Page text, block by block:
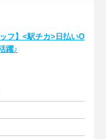
フ】<駅チカ>日払いO
躍♪